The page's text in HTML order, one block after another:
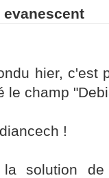
hier, c'est
le champ
!
la solution